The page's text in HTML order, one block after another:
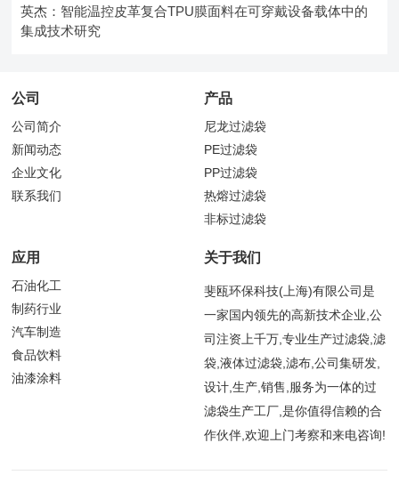
英杰：智能温控皮革复合TPU膜面料在可穿戴设备载体中的
集成技术研究
公司
公司简介
新闻动态
企业文化
联系我们
产品
尼龙过滤袋
PE过滤袋
PP过滤袋
热熔过滤袋
非标过滤袋
应用
石油化工
制药行业
汽车制造
食品饮料
油漆涂料
关于我们
斐瓯环保科技(上海)有限公司是
一家国内领先的高新技术企业,公
司注资上千万,专业生产过滤袋,滤
袋,液体过滤袋,滤布,公司集研发,
设计,生产,销售,服务为一体的过
滤袋生产工厂,是你值得信赖的合
作伙伴,欢迎上门考察和来电咨询!